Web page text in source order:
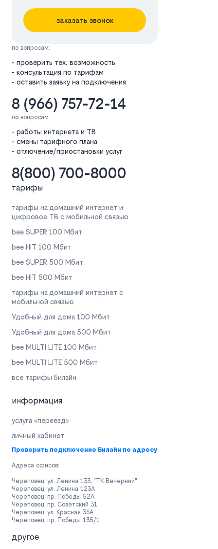
заказать звонок
по вопросам:
- проверить тех. возможность
- консультация по тарифам
- оставить заявку на подключения
8 (966) 757-72-14
по вопросам:
- работы интернета и ТВ
- смены тарифного плана
- отлючение/приостановки услуг
8(800) 700-8000
тарифы
тарифы на домашний интернет и
цифровое ТВ с мобильной связью
bee SUPER 100 Мбит
bee HIT 100 Мбит
bee SUPER 500 Мбит
bee HIT 500 Мбит
тарифы на домашний интернет с
мобильной связью
Удобный для дома 100 Мбит
Удобный для дома 500 Мбит
bee MULTI LITE 100 Мбит
bee MULTI LITE 500 Мбит
все тарифы Билайн
информация
услуга «переезд»
личный кабинет
Проверить подключение Билайн по адресу
Адреса офисов:
Череповец, ул. Ленина 133, "ТК Вечерний"
Череповец, ул. Ленина 123А
Череповец, пр. Победы 52А
Череповец, пр. Советский 31
Череповец, ул. Красная 36А
Череповец, пр. Победы 135/1
другое